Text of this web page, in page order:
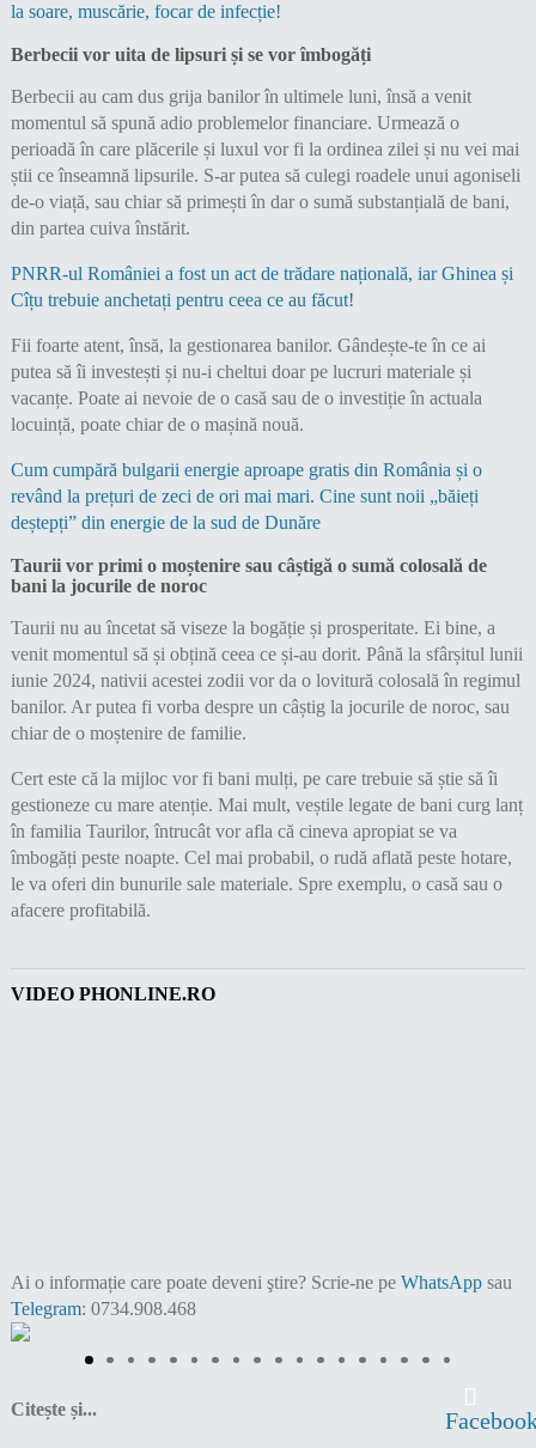
la soare, muscărie, focar de infecție!
Berbecii vor uita de lipsuri și se vor îmbogăți
Berbecii au cam dus grija banilor în ultimele luni, însă a venit
momentul să spună adio problemelor financiare. Urmează o
perioadă în care plăcerile și luxul vor fi la ordinea zilei și nu vei mai
știi ce înseamnă lipsurile. S-ar putea să culegi roadele unui agoniseli
de-o viață, sau chiar să primești în dar o sumă substanțială de bani,
din partea cuiva înstărit.
PNRR-ul României a fost un act de trădare națională, iar Ghinea și
Cîțu trebuie anchetați pentru ceea ce au făcut!
Fii foarte atent, însă, la gestionarea banilor. Gândește-te în ce ai
putea să îi investești și nu-i cheltui doar pe lucruri materiale și
vacanțe. Poate ai nevoie de o casă sau de o investiție în actuala
locuință, poate chiar de o mașină nouă.
Cum cumpără bulgarii energie aproape gratis din România și o
revând la prețuri de zeci de ori mai mari. Cine sunt noii „băieți
deștepți” din energie de la sud de Dunăre
Taurii vor primi o moștenire sau câștigă o sumă colosală de
bani la jocurile de noroc
Taurii nu au încetat să viseze la bogăție și prosperitate. Ei bine, a
venit momentul să și obțină ceea ce și-au dorit. Până la sfârșitul lunii
iunie 2024, nativii acestei zodii vor da o lovitură colosală în regimul
banilor. Ar putea fi vorba despre un câștig la jocurile de noroc, sau
chiar de o moștenire de familie.
Cert este că la mijloc vor fi bani mulți, pe care trebuie să știe să îi
gestioneze cu mare atenție. Mai mult, veștile legate de bani curg lanț
în familia Taurilor, întrucât vor afla că cineva apropiat se va
îmbogăți peste noapte. Cel mai probabil, o rudă aflată peste hotare,
le va oferi din bunurile sale materiale. Spre exemplu, o casă sau o
afacere profitabilă.
VIDEO PHONLINE.RO
Ai o informație care poate deveni ştire? Scrie-ne pe WhatsAppsau
Telegram: 0734.908.468
Citește și...